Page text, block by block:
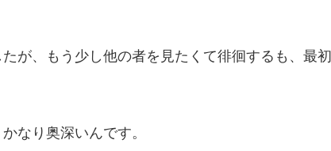
が、もう少し他の者を見たくて徘徊するも、最初
なり奥深いんです。